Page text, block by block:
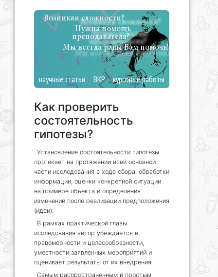
Возникли сложности?
Нужна помощь
преподавателя?
Мы всегда рады Вам помочь!
научные статьи ВКР курсовые работы
Как проверить
состоятельность
гипотезы?
Установление состоятельности гипотезы
протекает на протяжении всей основной
части исследования в ходе сбора, обработки
информации, оценки конкретной ситуации
на примере объекта и определения
изменений после реализации предположения
(идеи).
В рамках практической главы
исследования автор убеждается в
правомерности и целесообразности,
уместности заявленных мероприятий и
оценивает результаты от их внедрения.
Самым распространенным и простым